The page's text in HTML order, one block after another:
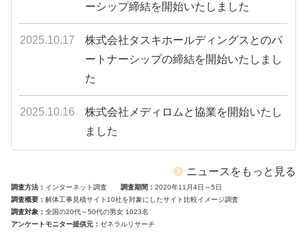
ーシップ締結を開始いたしました
2025.10.17
株式会社タスキホールディングスとのパ
ートナーシップの締結を開始いたしまし
た
2025.10.16
株式会社メディロムと協業を開始いたし
ました
ニュースをもっと見る
調査方法 インターネット調査 調査期間
2020年11月4日～5日
調査概要
解体工事見積サイト10社を対象にしたサイト比較イメージ調査
調査対象
全国の20代～50代の男女 1023名
アンケートモニター提供元
ゼネラルリサーチ